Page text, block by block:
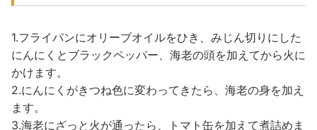
1.フライパンにオリーブオイルをひき、みじん切りにした
にんにくとブラックペッパー、海老の頭を加えてから火に
かけます。
2.にんにくがきつね色に変わってきたら、海老の身を加え
ます。
3.海老にざっと火が通ったら、トマト缶を加えて煮詰めま